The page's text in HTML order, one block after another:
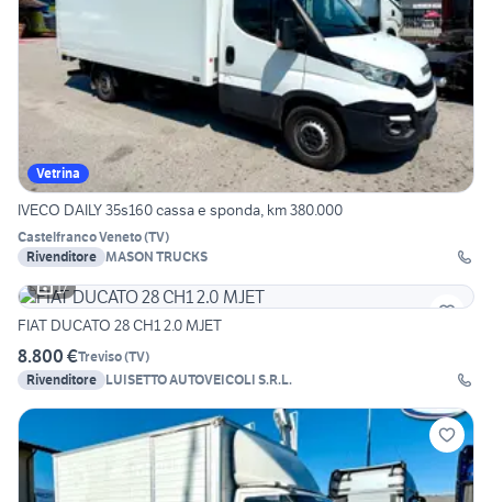
Vetrina
IVECO DAILY 35s160 cassa e sponda, km 380.000
Castelfranco Veneto(TV)
Rivenditore MASON TRUCKS
17
FIAT DUCATO 28 CH1 2.0 MJET
8.800 €Treviso(TV)
Rivenditore LUISETTO AUTOVEICOLI S.R.L.